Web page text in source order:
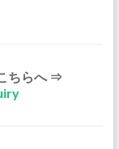
ちらへ ⇒